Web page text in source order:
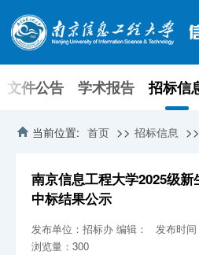
文件公告 学术报告 招标信
当前位置: 首页 >> 招标信息 >>
南京信息工程大学2025级
中标结果公示
发布单位：招标办 编辑：
发布时
浏览量：300